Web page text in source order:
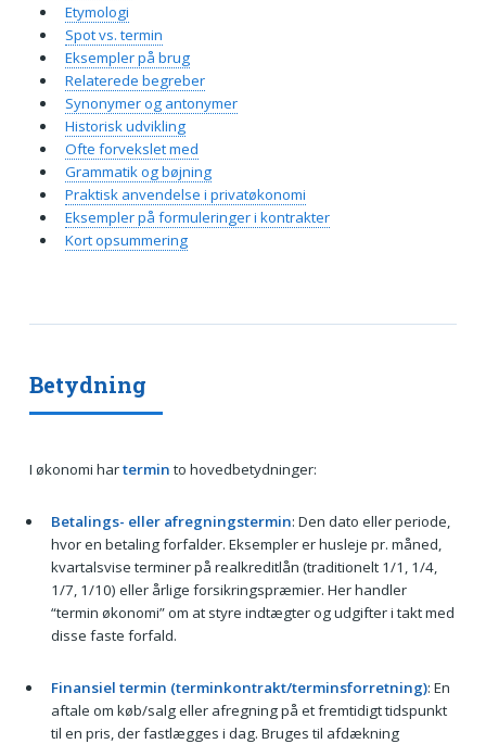
Betydning
I økonomi hartermin to hovedbetydninger:
Betalings- eller afregningstermin: Den dato eller periode,
hvor en betaling forfalder. Eksempler er husleje pr. måned,
kvartalsvise terminer på realkreditlån (traditionelt 1/1, 1/4,
1/7, 1/10) eller årlige forsikringspræmier. Her handler
“termin økonomi” om at styre indtægter og udgifter i takt med
disse faste forfald.
Finansiel termin (terminkontrakt/terminsforretning): En
aftale om køb/salg eller afregning på et fremtidigt tidspunkt
til en pris, der fastlægges i dag. Bruges til afdækning
Etymologi
Spot vs. termin
Eksempler på brug
Relaterede begreber
Synonymer og antonymer
Historisk udvikling
Ofte forvekslet med
Grammatik og bøjning
Praktisk anvendelse i privatøkonomi
Eksempler på formuleringer i kontrakter
Kort opsummering